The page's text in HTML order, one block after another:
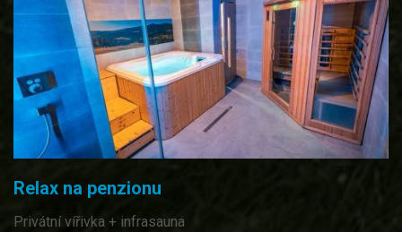
Relax na penzionu
Privátní vířivka + infrasauna